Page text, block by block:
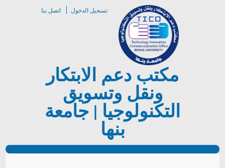
تسجيل الدخول اتصل بنا
مكتب دعم الابتكار
ونقل وتسويق
التكنولوجيا | جامعة
بنها